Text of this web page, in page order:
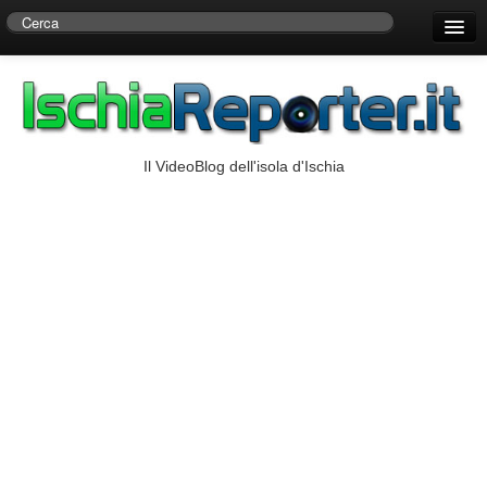
Centro di Ricerche Storiche D’Ambra
Il VideoBlog dell'isola d'Ischia